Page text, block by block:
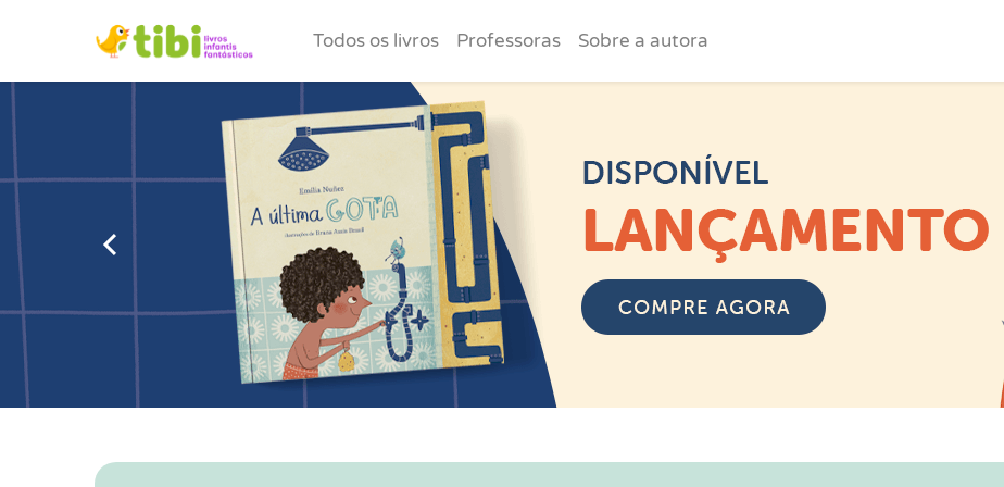
Todos os livros Professoras Sobre a autora
Anterior